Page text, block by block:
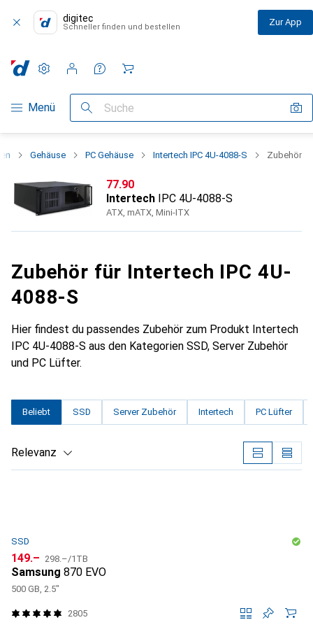
digitec
Schneller finden und bestellen Zur App
Navigation nach Kategorien
Menü Suche
Einstellungen
Kundenkonto
Vergleichslisten
Merklisten
Warenkorb
Gehäuse PC Gehäuse Intertech IPC 4U-4088-S Zubehör
CHF
77.90
Intertech IPC 4U-4088-S
ATX, mATX, Mini-ITX
Zubehör für Intertech IPC 4U-
4088-S
Hier findest du passendes Zubehör zum Produkt Intertech
IPC 4U-4088-S aus den Kategorien SSD, Server Zubehör
und PC Lüfter.
Beliebt SSD Server Zubehör Intertech PC Lüfter
Relevanz
SSD
CHF
149.– CHF
298.–/1TB
Samsung 870 EVO
500 GB, 2.5"
2805